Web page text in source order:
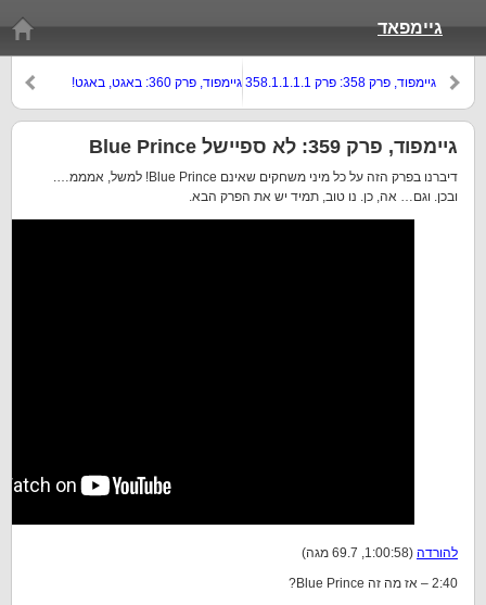
גיימפאד
גיימפוד, פרק 360: באגט, באגט! גיימפוד, פרק 358: פרק 358.1.1.1.1
גיימפוד, פרק 359: לא ספיישל Blue Prince
דיברנו בפרק הזה על כל מיני משחקים שאינם Blue Prince! למשל, אמממ….
ובכן. וגם… אה, כן. נו טוב, תמיד יש את הפרק הבא.
להורדה (1:00:58, 69.7 מגה)
2:40 – אז מה זה Blue Prince?